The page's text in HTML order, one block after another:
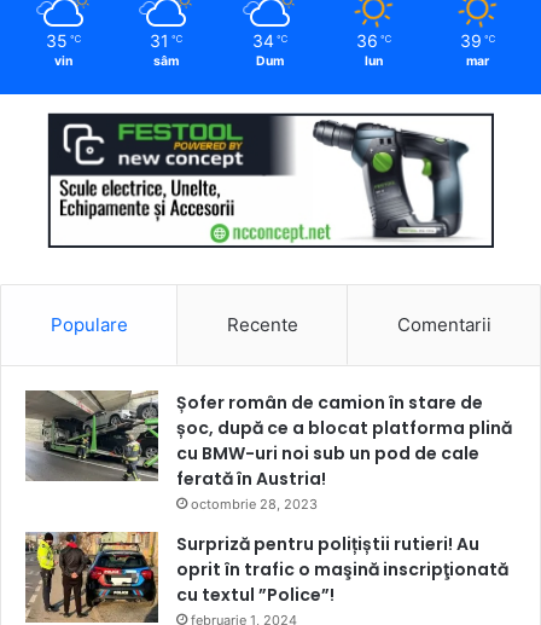
35 ℃
vin
31 ℃
sâm
34 ℃
Dum
36 ℃
lun
39 ℃
mar
Populare Recente Comentarii
Șofer român de camion în stare de
șoc, după ce a blocat platforma plină
cu BMW-uri noi sub un pod de cale
ferată în Austria!
octombrie 28, 2023
Surpriză pentru polițiștii rutieri! Au
oprit în trafic o maşină inscripţionată
cu textul ”Police”!
februarie 1, 2024